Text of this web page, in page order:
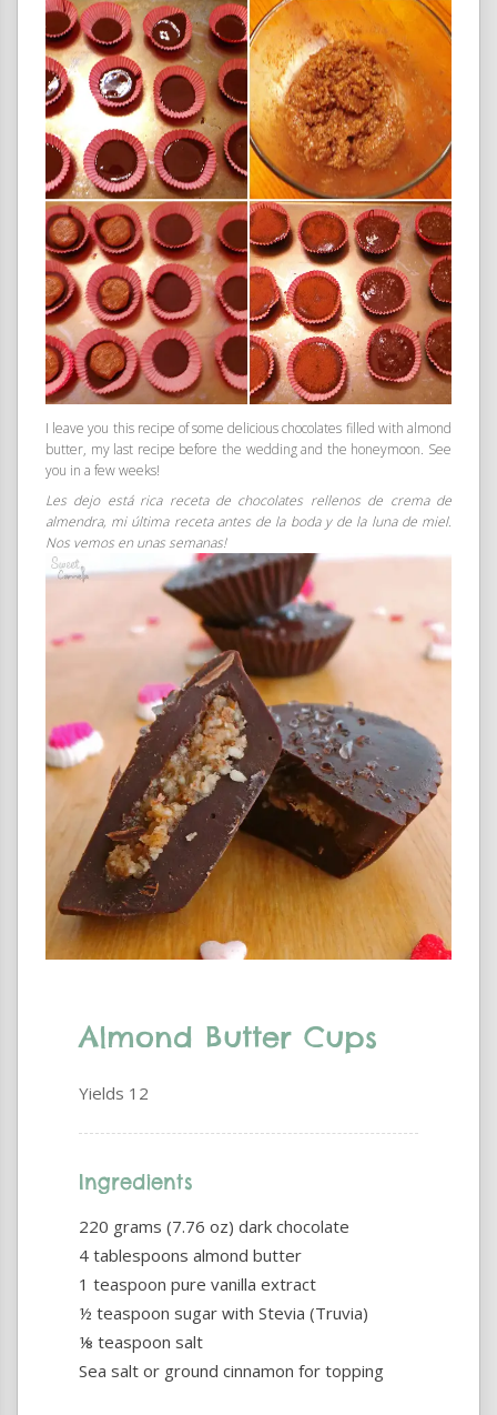
I leave you this recipe of some delicious chocolates filled with almond
butter, my last recipe before the wedding and the honeymoon. See
you in a few weeks!
Les dejo está rica receta de chocolates rellenos de crema de
almendra, mi última receta antes de la boda y de la luna de miel.
Nos vemos en unas semanas!
Almond Butter Cups
Yields 12
Ingredients
220 grams (7.76 oz) dark chocolate
4 tablespoons almond butter
1 teaspoon pure vanilla extract
½ teaspoon sugar with Stevia (Truvia)
⅛ teaspoon salt
Sea salt or ground cinnamon for topping